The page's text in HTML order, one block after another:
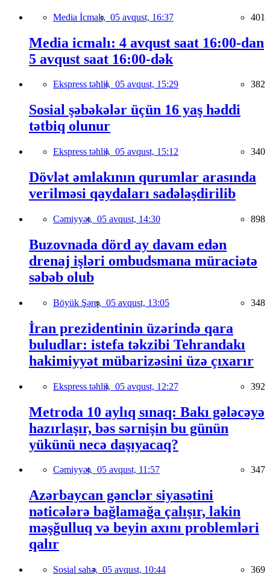
Media İcmalı, 05 avqust, 16:37 401
Media icmalı: 4 avqust saat 16:00-dan
5 avqust saat 16:00-dək
Ekspress təhlil, 05 avqust, 15:29 382
Sosial şəbəkələr üçün 16 yaş həddi
tətbiq olunur
Ekspress təhlil, 05 avqust, 15:12 340
Dövlət əmlakının qurumlar arasında
verilməsi qaydaları sadələşdirilib
Cəmiyyət, 05 avqust, 14:30 898
Buzovnada dörd ay davam edən
drenaj işləri ombudsmana müraciətə
səbəb olub
Böyük Şərq, 05 avqust, 13:05 348
İran prezidentinin üzərində qara
buludlar: istefa təkzibi Tehrandakı
hakimiyyət mübarizəsini üzə çıxarır
Ekspress təhlil, 05 avqust, 12:27 392
Metroda 10 aylıq sınaq: Bakı gələcəyə
hazırlaşır, bəs sərnişin bu günün
yükünü necə daşıyacaq?
Cəmiyyət, 05 avqust, 11:57 347
Azərbaycan gənclər siyasətini
nəticələrə bağlamağa çalışır, lakin
məşğulluq və beyin axını problemləri
qalır
Sosial sahə, 05 avqust, 10:44 369